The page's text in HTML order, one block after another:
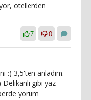
otellerden
7 0
:) 3,5'ten anladım.
Delikanlı gibi yaz
yorum